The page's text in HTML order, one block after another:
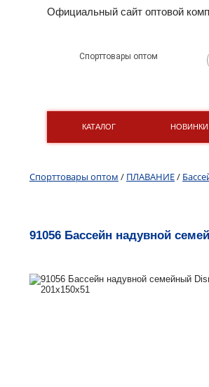
Официальный сайт оптовой
Спорттовары оптом
КАТАЛОГ НОВИНКИ
Спорттовары оптом / ПЛАВАНИЕ/
91056 Бассейн надувной